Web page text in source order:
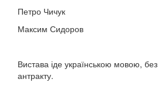
Петро Чичук
Максим Сидоров
Вистава іде українською мовою, без
антракту.